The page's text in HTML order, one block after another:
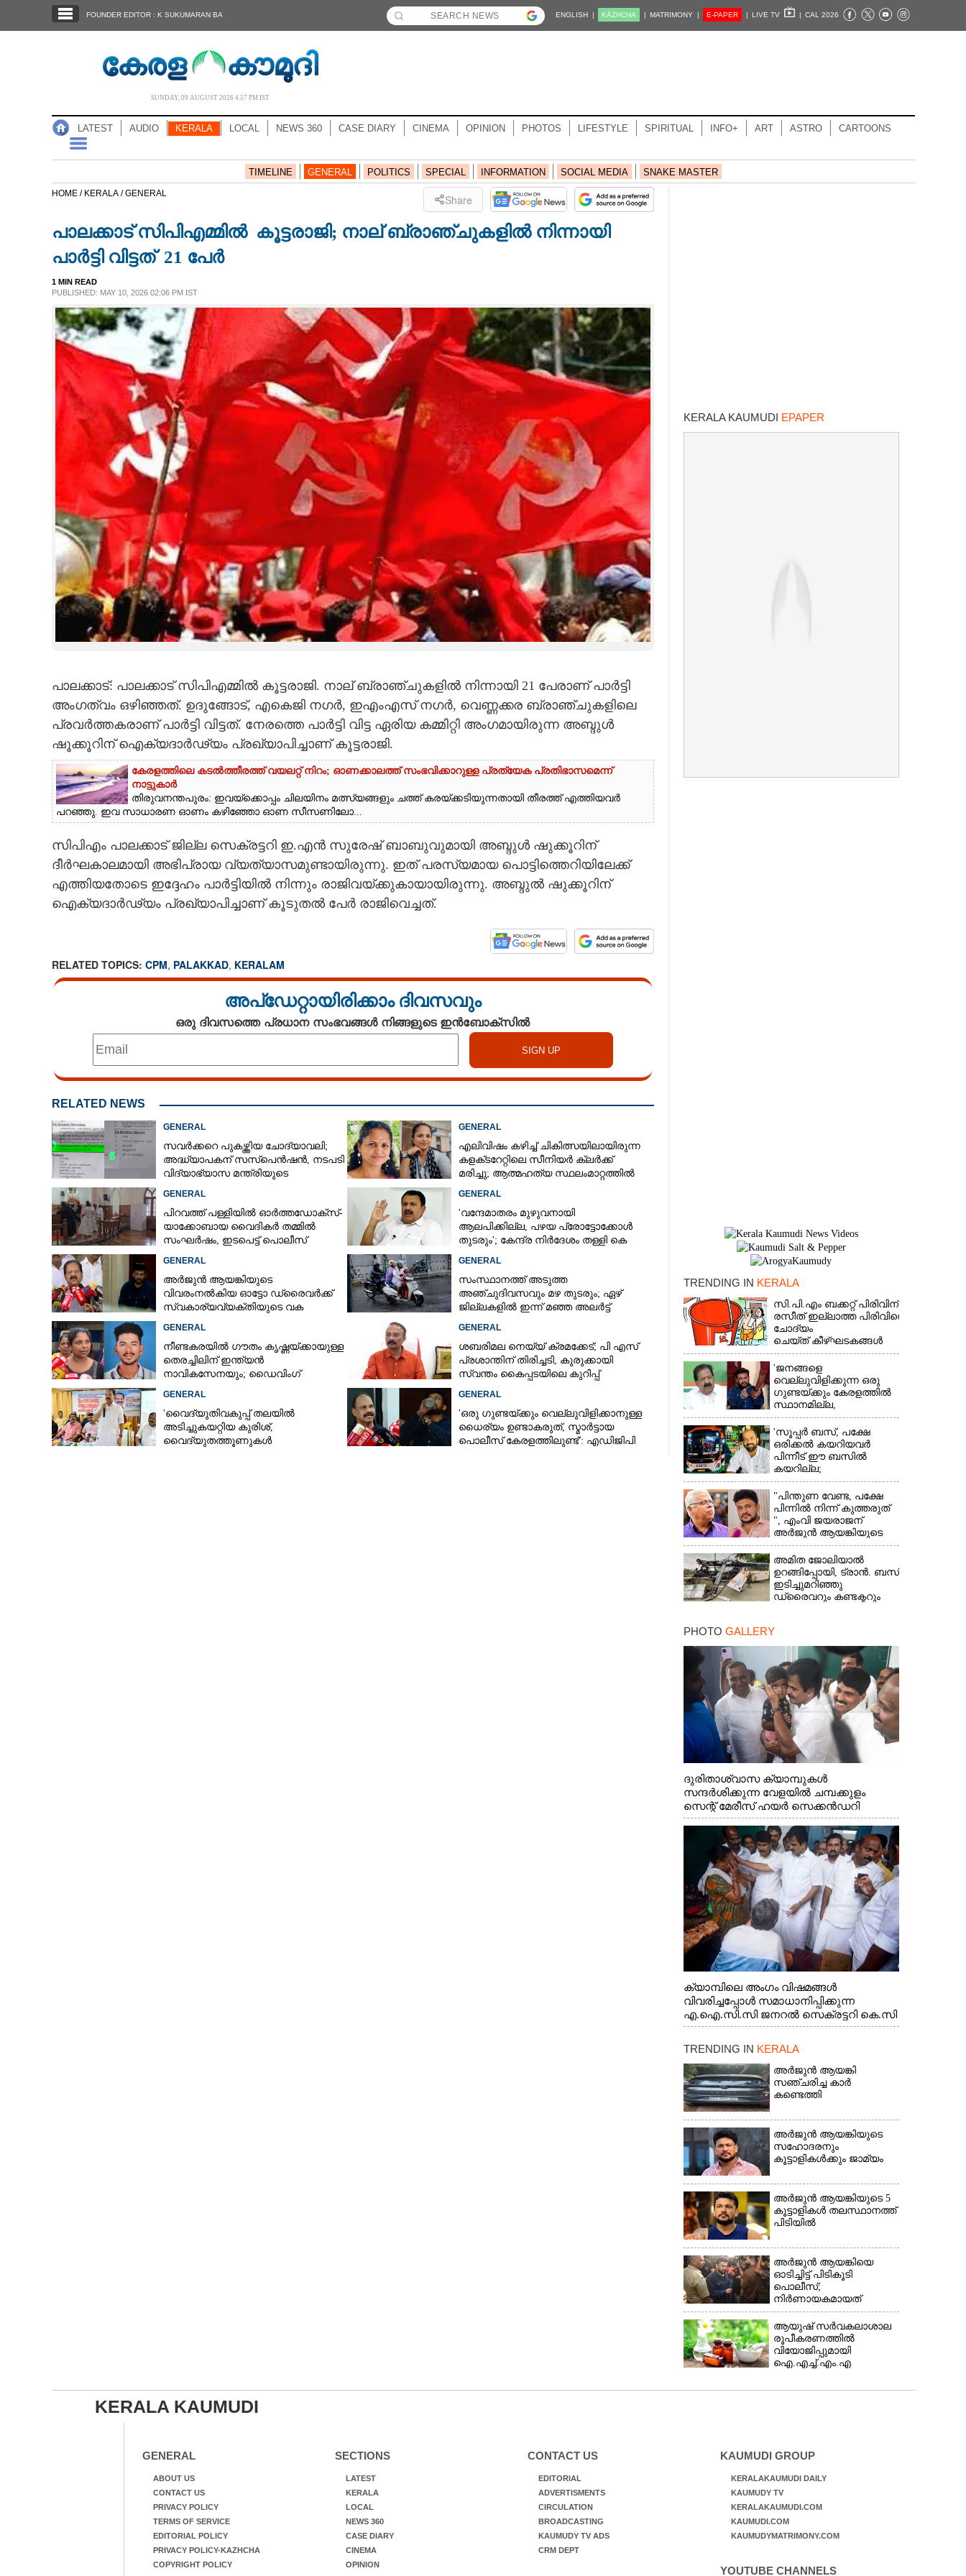
NOTIFIED NEWS
CASE DIARY
SPIRITUAL
LITERATURE
CONTACT US
FOUNDER EDITOR : K SUKUMARAN BA ENGLISH | KĀZHCHA | MATRIMONY | E-PAPER | LIVE TV | CAL 2026
SUNDAY, 09 AUGUST 2026 4.57 PM IST
LATEST AUDIO KERALA LOCAL NEWS 360 CASE DIARY CINEMA OPINION PHOTOS LIFESTYLE SPIRITUAL INFO+ ART ASTRO CARTOONS
TIMELINE GENERAL POLITICS SPECIAL INFORMATION SOCIAL MEDIA SNAKE MASTER
HOME / KERALA /GENERAL Share
പാലക്കാട് സിപിഎമ്മിൽ കൂട്ടരാജി; നാല് ബ്രാഞ്ചുകളിൽ നിന്നായി
പാർട്ടി വിട്ടത് 21 പേർ
1 MIN READ
PUBLISHED: MAY 10, 2026 02:06 PM IST
പാലക്കാട്: പാലക്കാട് സിപിഎമ്മിൽ കൂട്ടരാജി. നാല് ബ്രാഞ്ചുകളിൽ നിന്നായി 21 പേരാണ് പാർട്ടി
അംഗത്വം ഒഴിഞ്ഞത്. ഉദുങ്ങോട്, എകെജി നഗർ, ഇഎംഎസ് നഗർ, വെണ്ണക്കര ബ്രാഞ്ചുകളിലെ
പ്രവർത്തകരാണ് പാർട്ടി വിട്ടത്. നേരത്തെ പാർട്ടി വിട്ട ഏരിയ കമ്മിറ്റി അംഗമായിരുന്ന അബ്ദുൾ
ഷൂക്കൂറിന് ഐക്യദാർഢ്യം പ്രഖ്യാപിച്ചാണ് കൂട്ടരാജി.
കേരളത്തിലെ കടൽത്തീരത്ത് വയലറ്റ് നിറം; ഓണക്കാലത്ത് സംഭവിക്കാറുള്ള പ്രത്യേക പ്രതിഭാസമെന്ന്
നാട്ടുകാർ
തിരുവനന്തപുരം: ഇവയ്‌ക്കൊപ്പം ചിലയിനം മത്സ്യങ്ങളും ചത്ത് കരയ്‌ക്കടിയുന്നതായി തീരത്ത് എത്തിയവർ
പറഞ്ഞു. ഇവ സാധാരണ ഓണം കഴിഞ്ഞോ ഓണ സീസണിലോ...
സിപിഎം പാലക്കാട് ജില്ല സെക്രട്ടറി ഇ.എൻ സുരേഷ് ബാബുവുമായി അബ്ദുൾ ഷുക്കൂറിന്
ദീർഘകാലമായി അഭിപ്രായ വ്യത്യാസമുണ്ടായിരുന്നു. ഇത് പരസ്യമായ പൊട്ടിത്തെറിയിലേക്ക്
എത്തിയതോടെ ഇദ്ദേഹം പാർട്ടിയിൽ നിന്നും രാജിവയ്ക്കുകായായിരുന്നു. അബ്ദുൽ ഷുക്കൂറിന്
ഐക്യദാർഢ്യം പ്രഖ്യാപിച്ചാണ് കൂടുതൽ പേർ രാജിവെച്ചത്.
RELATED TOPICS: CPM, PALAKKAD, KERALAM
അപ്ഡേറ്റായിരിക്കാം ദിവസവും
ഒരു ദിവസത്തെ പ്രധാന സംഭവങ്ങൾ നിങ്ങളുടെ ഇൻബോക്സിൽ
RELATED NEWS
GENERAL
സവർക്കറെ പുകഴ്ത്തിയ ചോദ്യാവലി;
അദ്ധ്യാപകന് സസ്‌പെൻഷൻ, നടപടി
വിദ്യാഭ്യാസ മന്ത്രിയുടെ
GENERAL
എലിവിഷം കഴിച്ച് ചികിത്സയിലായിരുന്ന
കളക്‌ടറേറ്റിലെ സീനിയർ ക്ലർക്ക്
മരിച്ചു; ആത്മഹത്യ സ്ഥലംമാറ്റത്തിൽ
GENERAL
പിറവത്ത് പള്ളിയിൽ ഓർത്തഡോക്സ്-
യാക്കോബായ വൈദികർ തമ്മിൽ
സംഘർഷം, ഇടപെട്ട് പൊലീസ്
GENERAL
'വന്ദേമാതരം മുഴുവനായി
ആലപിക്കില്ല, പഴയ പ്രോട്ടോക്കോൾ
തുടരും'; കേന്ദ്ര നിർദേശം തള്ളി കെ
GENERAL
അർജുൻ ആയങ്കിയുടെ
വിവരംനൽകിയ ഓട്ടോ ഡ്രൈവർക്ക്
സ്വകാര്യവ്യക്തിയുടെ വക
GENERAL
സംസ്ഥാനത്ത് അടുത്ത
അ‌ഞ്ചുദിവസവും മഴ തുടരും; ഏഴ്
ജില്ലകളിൽ ഇന്ന് മഞ്ഞ അലർട്ട്
GENERAL
നീണ്ടകരയിൽ ഗൗതം കൃഷ്ണയ്ക്കായുള്ള
തെരച്ചിലിന് ഇന്ത്യൻ
നാവികസേനയും; ഡൈവിംഗ്
GENERAL
ശബരിമല നെയ്യ് ക്രമക്കേട്; പി എസ്
പ്രശാന്തിന് തിരിച്ചടി, കുരുക്കായി
സ്വന്തം കൈപ്പടയിലെ കുറിപ്പ്
GENERAL
'വൈദ്യുതിവകുപ്പ് തലയിൽ
അടിച്ചുകയറ്റിയ കുരിശ്‌,
വൈദ്യുതത്തൂണുകൾ
GENERAL
'ഒരു ഗുണ്ടയ്ക്കും വെല്ലുവിളിക്കാനുള്ള
ധൈര്യം ഉണ്ടാകരുത്, സ്മാർട്ടായ
പൊലീസ് കേരളത്തിലുണ്ട്': എഡിജിപി
KERALA KAUMUDI EPAPER
TRENDING IN KERALA
സി.പി.എം ബക്കറ്റ് പിരിവിന്:
രസീത് ഇല്ലാത്ത പിരിവിനെ
ചോദ്യം
ചെയ്ത് കീഴ്ഘടകങ്ങൾ
'ജനങ്ങളെ
വെല്ലുവിളിക്കുന്ന ഒരു
ഗുണ്ടയ്ക്കും കേരളത്തിൽ
സ്ഥാനമില്ല,​
അവരെല്ലാം
പൊലീസിന്റെ
നിരീക്ഷണത്തിലാണ്'
'സൂപ്പർ ബസ്, പക്ഷേ
ഒരിക്കൽ കയറിയവർ
പിന്നീട് ഈ ബസിൽ
കയറില്ല;
കെഎസ്ആർടിസിക്ക്
നഷ്ടം അരലക്ഷം
രൂപയോളം'
"പിന്തുണ വേണ്ട,​ പക്ഷേ
പിന്നിൽ നിന്ന് കുത്തരുത്
", എംവി ജയരാജന്
അർജുൻ ആയങ്കിയുടെ
മറുപടി
അമിത ജോലിയാൽ
ഉറങ്ങിപ്പോയി, ട്രാൻ. ബസ്
ഇടിച്ചുമറിഞ്ഞു
ഡ്രൈവറും കണ്ടക്ടറും
ദേശീയപാതയിൽ 20
പേർക്ക് പരിക്ക്, നാലു
പേരുടെ നില ഗുരുതരം
PHOTO GALLERY
ദുരിതാശ്വാസ ക്യാമ്പുകൾ
സന്ദർശിക്കുന്ന വേളയിൽ ചമ്പക്കുളം
സെന്റ് മേരീസ് ഹയർ സെക്കൻഡറി
സ്കൂളിലെ ക്യാമ്പിലെത്തിയ എ.ഐ.സി.സി
ജനറൽ സെക്രട്ടറി കെ.സി
വേണുഗോപാൽ എം.പി കുരുന്നിനെ
എടുത്ത് ലാളിച്ചപ്പോൾ. സഹകരണ-
എക്സൈസ് വകുപ്പ് മന്ത്രി എം. ലിജു,
കൃഷിവകുപ്പ് മന്ത്രി ടി. സിദ്ദിഖ്, റെജി
ചെറിയാൻ എം. എൽ. എ എന്നിവർ സമീപം
ക്യാമ്പിലെ അംഗം വിഷമങ്ങൾ
വിവരിച്ചപ്പോൾ സമാധാനിപ്പിക്കുന്ന
എ.ഐ.സി.സി ജനറൽ സെക്രട്ടറി കെ.സി
വേണുഗോപാൽ എം.പി. സഹകരണ-
എന്നിവർ
TRENDING IN KERALA
അർജുൻ ആയങ്കി
സഞ്ചരിച്ച കാർ
കണ്ടെത്തി
അർജുൻ ആയങ്കിയുടെ
സഹോദരനും
കൂട്ടാളികൾക്കും ജാമ്യം
അർജുൻ ആയങ്കിയുടെ 5
കൂട്ടാളികൾ തലസ്ഥാനത്ത്
പിടിയിൽ
അർജുൻ ആയങ്കിയെ
ഓടിച്ചിട്ട് പിടികൂടി
പൊലീസ്;
നിർണായകമായത്
ഓട്ടോഡ്രൈവർക്ക്
തോന്നിയ സംശയം
ആയുഷ് സർവകലാശാല
രൂപീകരണത്തിൽ
വിയോജിപ്പുമായി
ഐ.എച്ച്.എം.എ
KERALA KAUMUDI
GENERAL
ABOUT US
CONTACT US
PRIVACY POLICY
TERMS OF SERVICE
EDITORIAL POLICY
PRIVACY POLICY-KAZHCHA
COPYRIGHT POLICY
SECTIONS
LATEST
KERALA
LOCAL
NEWS 360
CASE DIARY
CINEMA
OPINION
CONTACT US
EDITORIAL
ADVERTISMENTS
CIRCULATION
BROADCASTING
KAUMUDY TV ADS
CRM DEPT
KAUMUDI GROUP
KERALAKAUMUDI DAILY
KAUMUDY TV
KERALAKAUMUDI.COM
KAUMUDI.COM
KAUMUDYMATRIMONY.COM
YOUTUBE CHANNELS
×
Share this link